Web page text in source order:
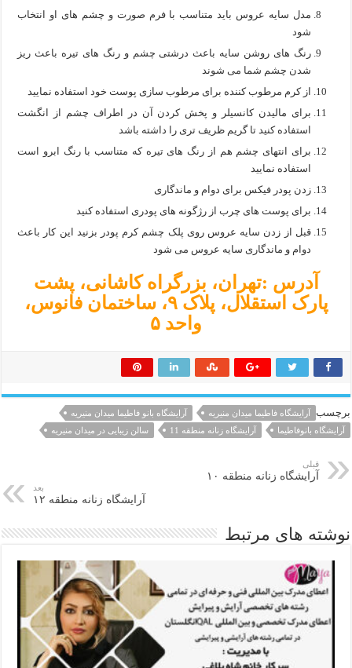
مدل سایه عروس باید متناسب با فرم صورت و چشم های او انتخاب
شود
رنگ های روشن سایه باعث درشتی چشم و رنگ های تیره باعث ریز
شدن چشم شما می شوند
از کرم مرطوب کننده برای مرطوب سازی پوست خود استفاده نمایید
برای مالیدن کانسیلر و پخش کردن آن در اطراف چشم از انگشت
استفاده کنید تا گریم ظریف تری را داشته باشد
برای انتهای چشم هم از رنگ های تیره که متناسب با رنگ ابرو است
استفاده نمایید
زدن پودر فیکس برای دوام و ماندگاری
برای پوست های چرب از رژگونه های پودری استفاده کنید
قبل از زدن سایه عروس روی پلک چشم کرم پودر بزنید این کار باعث
دوام و ماندگاری سایه عروس می شود
آدرس :تهران، بزرگراه کاشانی، پشت
پارک استقلال، پلاک ۹، ساختمان فانوس،
واحد ۵
برچسب آرايشگاه فاطيما ميدان منيريه
آرایشگاه بانو فاطیما میدان منیریه
آرایشگاه بانوفاطیما
آرایشگاه زنانه منطقه 11 سالن زیبایی در میدان منیریه
قبلی
آرایشگاه زنانه منطقه ۱۰
بعد
آرایشگاه زنانه منطقه ۱۲
نوشته های مرتبط